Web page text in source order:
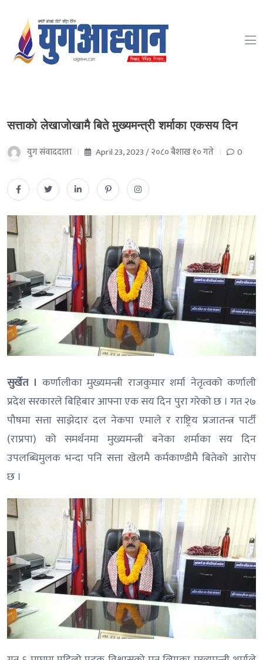
सत्ताकाे लेखाजाेखामै बिते मुख्यमन्त्री शर्माका एकसय दिन
युग संवाददाता April 23, 2023 / २०८० बैशाख १० गते 0
सुर्खेत । कर्णालीका मुख्यमन्त्री राजकुमार शर्मा नेतृत्वको कर्णाली
प्रदेश सरकारले बिहिबार आफ्ना एक सय दिन पुरा गरेको छ । गत २७
पौषमा सत्ता साझेदार दल नेकपा एमाले र राष्ट्रिय प्रजातन्त्र पार्टी
(राप्रपा) को समर्थनमा मुख्यमन्त्री बनेका शर्माका सय दिन
उपलब्धिमुलक भन्दा पनि सत्ता खेलमै कर्मकाण्डीमै बितेको आरोप
छ ।